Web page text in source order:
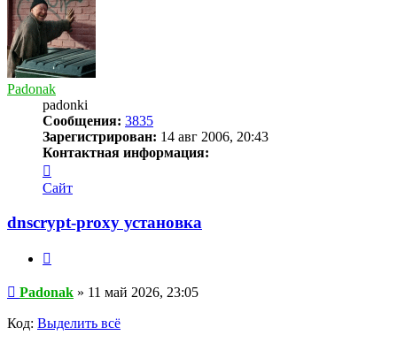
Padonak
padonki
Сообщения: 3835
Зарегистрирован: 14 авг 2006, 20:43
Контактная информация:
информация
пользователя
Padonak
Сайт
dnscrypt-proxy установка
Сообщение
Padonak » 11 май 2026, 23:05
Код: Выделить всё